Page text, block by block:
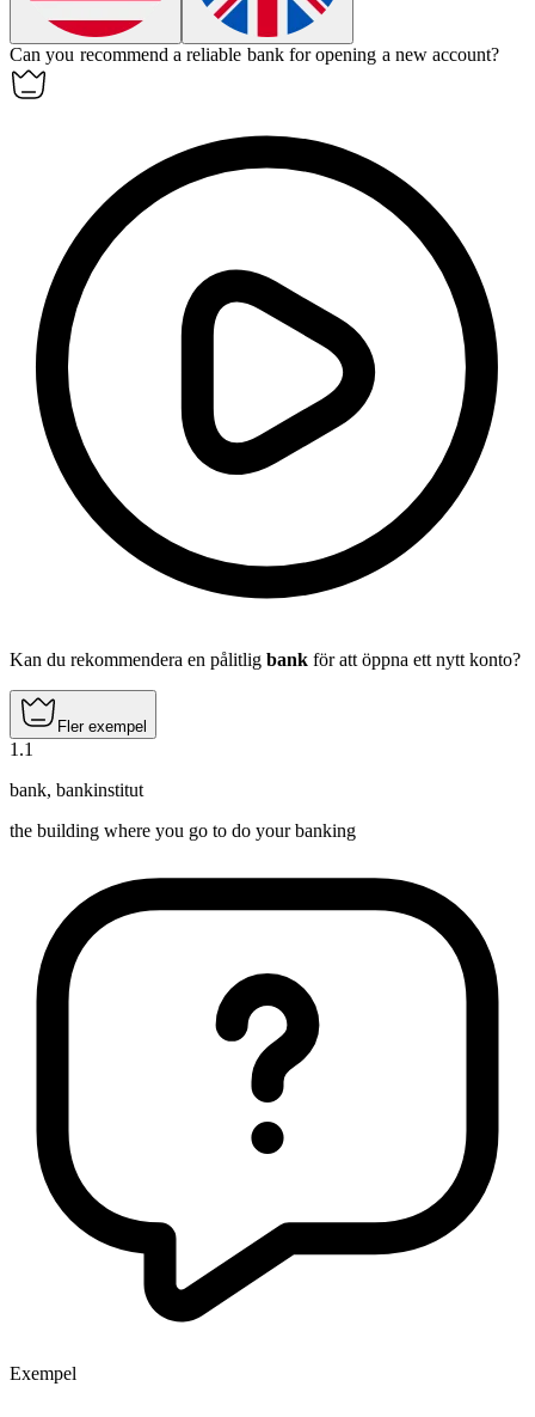
Can you recommend a reliable bank for opening a new account?
Kan du rekommendera en pålitlig bank för att öppna ett nytt konto?
Fler exempel
1 .1
bank, bankinstitut
the building where you go to do your banking
Exempel